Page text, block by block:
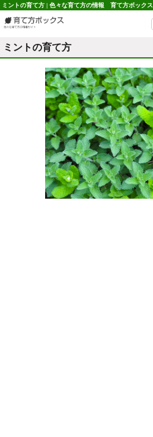
ミントの育て方 | 色々な育て方の情報 育て方ボックス
ミントの育て方